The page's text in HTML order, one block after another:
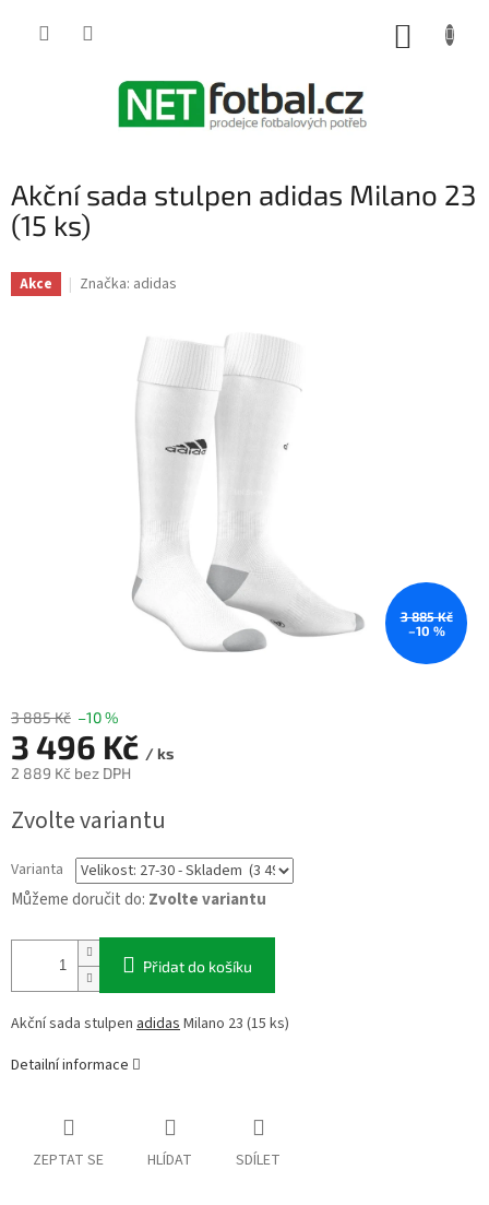
Akční sada stulpen adidas Milano 23
(15 ks)
Akce Značka: adidas
3 885 Kč
–10 %
3 885 Kč –10 %
3 496 Kč / ks
2 889 Kč bez DPH
cena:
Zvolte variantu
Varianta
Můžeme doručit do: Zvolte variantu
Přidat do košíku
Akční sada stulpen adidasMilano 23 (15 ks)
Detailní informace
ZEPTAT SE HLÍDAT SDÍLET